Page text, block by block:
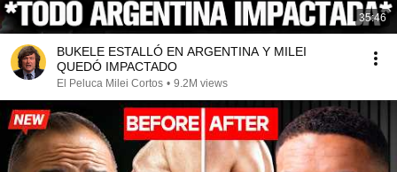
35:46
BUKELE ESTALLÓ EN ARGENTINA Y MILEI
QUEDÓ IMPACTADO
El Peluca Milei Cortos • 9.2M views